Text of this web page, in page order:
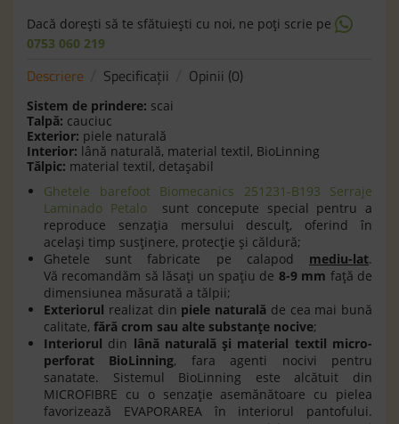
Dacă doreşti să te sfătuieşti cu noi, ne poţi scrie pe
0753 060 219
Descriere Specificaţii Opinii (0)
Sistem de prindere: scai
Talpă: cauciuc
Exterior: piele naturală
Interior: lână naturală, material textil, BioLinning
Tălpic: material textil, detaşabil
Ghetele barefoot Biomecanics 251231-B193 Serraje
Laminado Petalosunt concepute special pentru a
reproduce senzația mersului desculț, oferind în
același timp susținere, protecție și căldură;
Ghetele sunt fabricate pe calapod mediu-lat.
Vă recomandăm să lăsaţi un spaţiu de 8-9 mm faţă de
dimensiunea măsurată a tălpii;
Exteriorul realizat din piele naturală de cea mai bună
calitate, fără crom sau alte substanțe nocive;
Interiorul din lână naturală și material textil micro-
perforat BioLinning, fara agenti nocivi pentru
sanatate. Sistemul BioLinning este alcătuit din
MICROFIBRE cu o senzație asemănătoare cu pielea
favorizează EVAPORAREA în interiorul pantofului.